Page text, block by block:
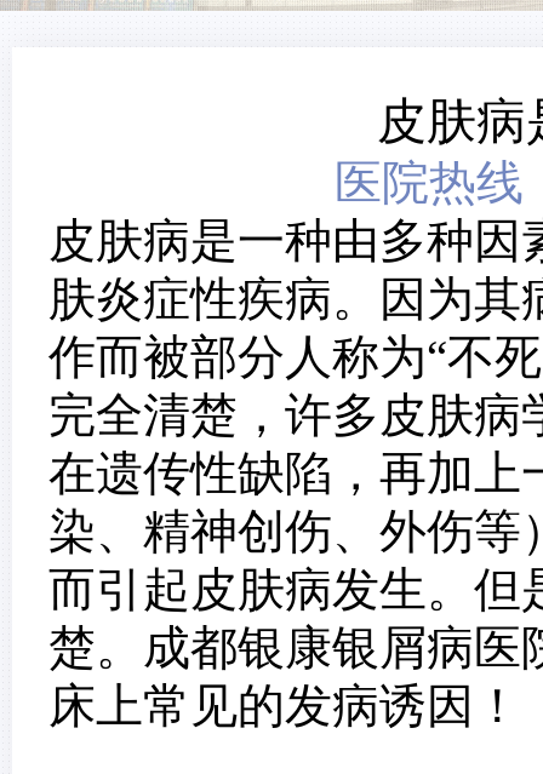
皮肤
医院热线
皮肤病是一种由多种
肤炎症性疾病。因为
作而被部分人称为“不
完全清楚，许多皮肤
在遗传性缺陷，再加上
染、精神创伤、外伤等
而引起皮肤病发生。但
楚。成都银康银屑病医
床上常见的发病诱因！